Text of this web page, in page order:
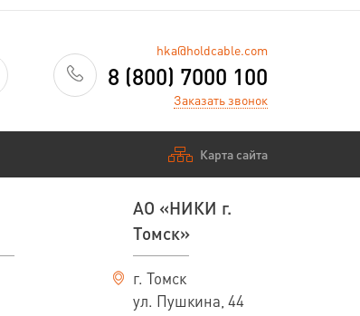
hka@holdcable.com
8 (800) 7000 100
Заказать звонок
Карта сайта
АО «НИКИ г.
Томск»
г. Томск
ул. Пушкина, 44